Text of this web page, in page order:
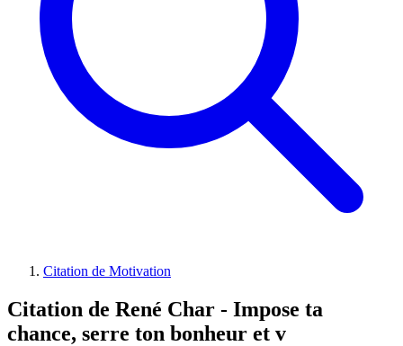
Citation de Motivation
Citation de René Char - Impose ta
chance, serre ton bonheur et v